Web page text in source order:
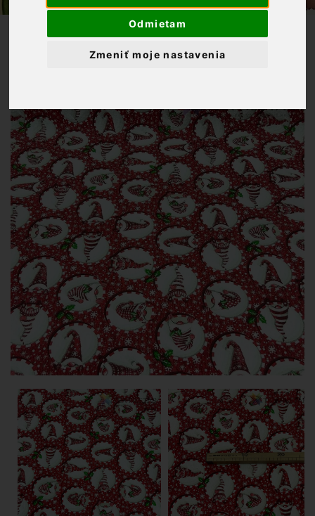
Odmietam
Zmeniť moje nastavenia